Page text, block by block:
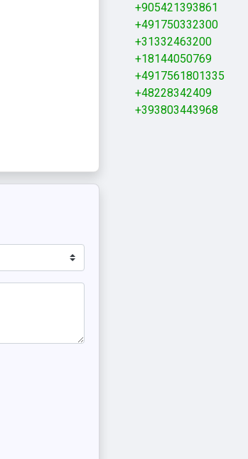
+905421393861
+491750332300
+31332463200
+18144050769
+4917561801335
+48228342409
+393803443968